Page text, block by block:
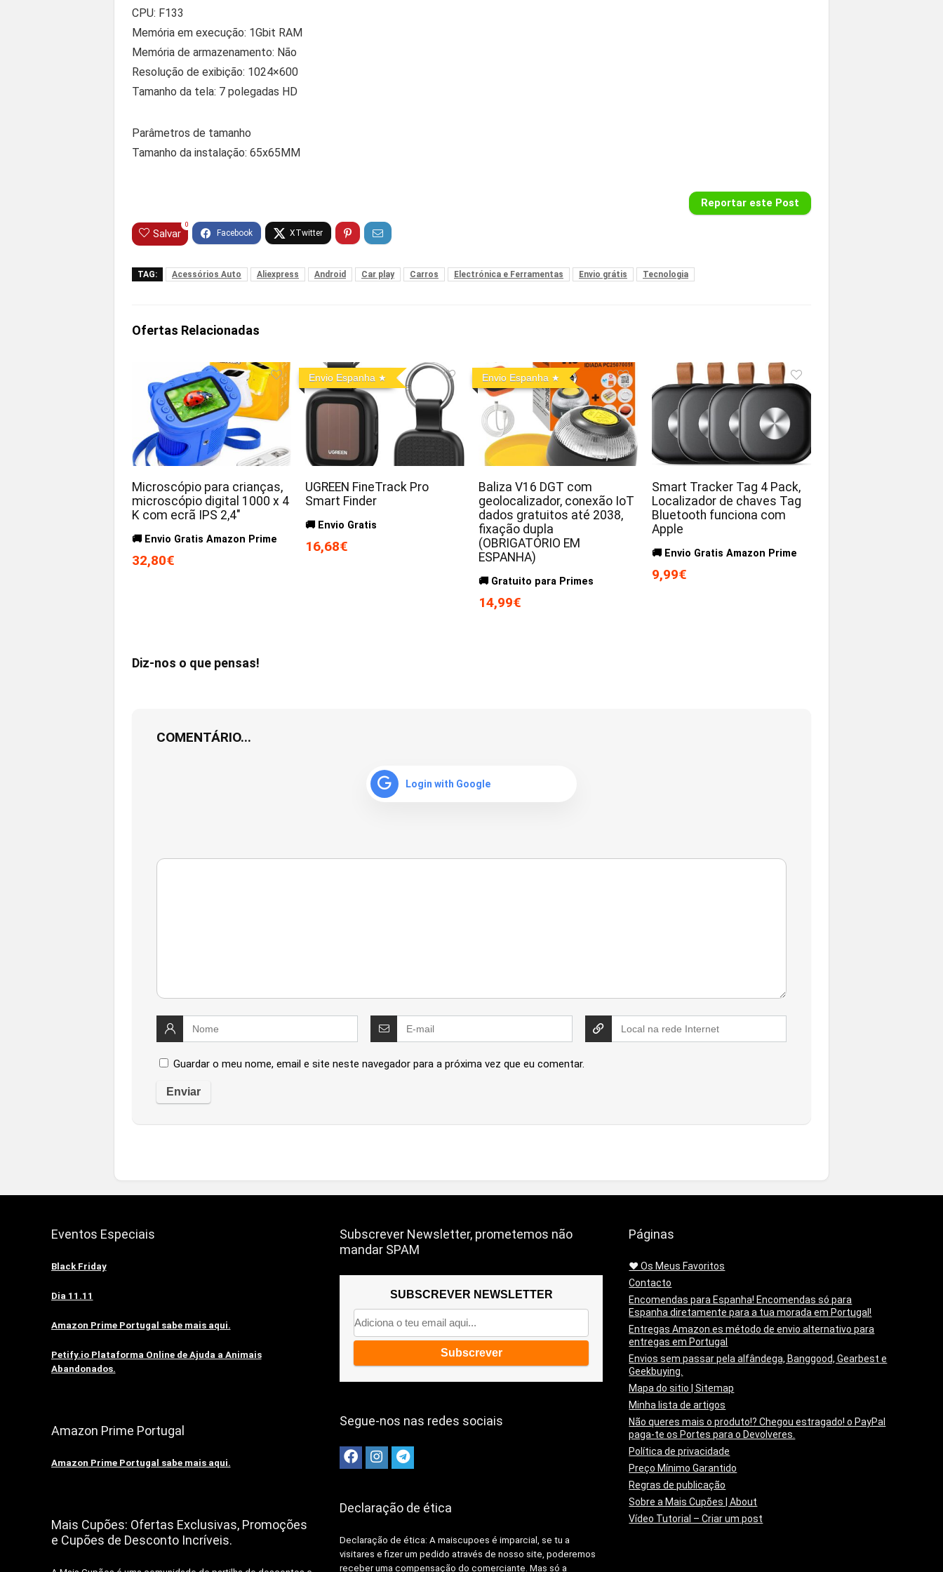
CPU: F133
Memória em execução: 1Gbit RAM
Memória de armazenamento: Não
Resolução de exibição: 1024×600
Tamanho da tela: 7 polegadas HD
Parâmetros de tamanho
Tamanho da instalação: 65x65MM
Reportar este Post
Salvar
0
TAG: Acessórios Auto Aliexpress Android Car play Carros Electrónica e Ferramentas Envio grátis Tecnologia
Ofertas Relacionadas
Microscópio para crianças,
microscópio digital 1000 x 4
K com ecrã IPS 2,4″
🚚 Envio Gratis Amazon Prime
32,80€
Envio Espanha
UGREEN FineTrack Pro
Smart Finder
🚚 Envio Gratis
16,68€
Envio Espanha
Baliza V16 DGT com
geolocalizador, conexão IoT
dados gratuitos até 2038,
fixação dupla
(OBRIGATÓRIO EM
ESPANHA)
🚚 Gratuito para Primes
14,99€
Smart Tracker Tag 4 Pack,
Localizador de chaves Tag
Bluetooth funciona com
Apple
🚚 Envio Gratis Amazon Prime
9,99€
Diz-nos o que pensas!
COMENTÁRIO...
Login with Google
Guardar o meu nome, email e site neste navegador para a próxima vez que eu comentar.
Eventos Especiais
Black Friday
Dia 11.11
Amazon Prime Portugal sabe mais aqui.
Petify.io Plataforma Online de Ajuda a Animais
Abandonados.
Amazon Prime Portugal
Amazon Prime Portugal sabe mais aqui.
Mais Cupões: Ofertas Exclusivas, Promoções
e Cupões de Desconto Incríveis.
Subscrever Newsletter, prometemos não
mandar SPAM
SUBSCREVER NEWSLETTER
Segue-nos nas redes sociais
Declaração de ética
Declaração de ética: Amaiscupoes é imparcial, se tu a
visitares e fizer um pedido através de nosso site, poderemos
receber uma compensação do comerciante. Mas só a
Páginas
❤️ Os Meus Favoritos
Contacto
Encomendas para Espanha! Encomendas só para
Espanha diretamente para a tua morada em Portugal!
Entregas Amazon.es método de envio alternativo para
entregas em Portugal
Envios sem passar pela alfândega, Banggood, Gearbest e
Geekbuying.
Mapa do sitio | Sitemap
Minha lista de artigos
Não queres mais o produto!? Chegou estragado! o PayPal
paga-te os Portes para o Devolveres.
Política de privacidade
Preço Mínimo Garantido
Regras de publicação
Sobre a Mais Cupões | About
Vídeo Tutorial – Criar um post